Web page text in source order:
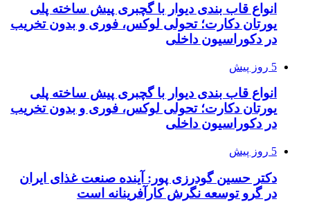
انواع قاب بندی دیوار با گچبری پیش ساخته پلی
یورتان دکارت؛ تحولی لوکس، فوری و بدون تخریب
در دکوراسیون داخلی
5 روز پیش
انواع قاب بندی دیوار با گچبری پیش ساخته پلی
یورتان دکارت؛ تحولی لوکس، فوری و بدون تخریب
در دکوراسیون داخلی
5 روز پیش
دکتر حسین گودرزی پور: آینده صنعت غذای ایران
در گرو توسعه نگرش کارآفرینانه است